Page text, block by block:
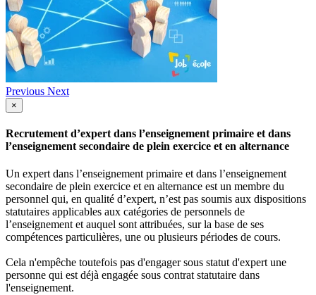
Previous Next
×
Recrutement d’expert dans l’enseignement primaire et dans
l’enseignement secondaire de plein exercice et en alternance
Un expert dans l’enseignement primaire et dans l’enseignement
secondaire de plein exercice et en alternance est un membre du
personnel qui, en qualité d’expert, n’est pas soumis aux dispositions
statutaires applicables aux catégories de personnels de
l’enseignement et auquel sont attribuées, sur la base de ses
compétences particulières, une ou plusieurs périodes de cours.
Cela n'empêche toutefois pas d'engager sous statut d'expert une
personne qui est déjà engagée sous contrat statutaire dans
l'enseignement.